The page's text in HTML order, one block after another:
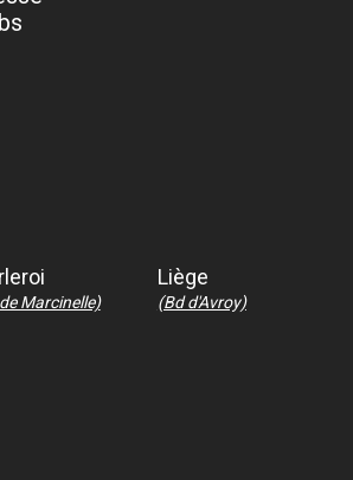
Marcinelle)
Liège
(Bd d'Avroy)